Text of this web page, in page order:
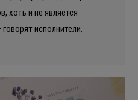
хоть и не является
исполнители.